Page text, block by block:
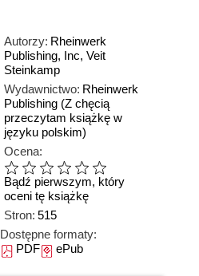
Autorzy: Rheinwerk
Publishing, Inc, Veit
Steinkamp
Wydawnictwo: Rheinwerk
Publishing (Z chęcią
przeczytam książkę w
języku polskim)
Ocena:
Bądź pierwszym, który
oceni tę książkę
Stron: 515
Dostępne formaty:
PDFePub